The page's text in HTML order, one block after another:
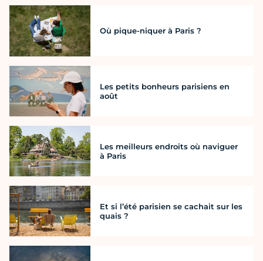
Où pique-niquer à Paris ?
Les petits bonheurs parisiens en
août
Les meilleurs endroits où naviguer
à Paris
Et si l’été parisien se cachait sur les
quais ?